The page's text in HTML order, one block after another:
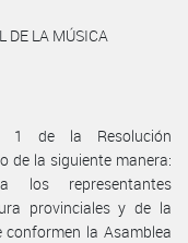
DE LA MÚSICA
1 de la Resolución
de la siguiente manera:
los representantes
provinciales y de la
la Asamblea